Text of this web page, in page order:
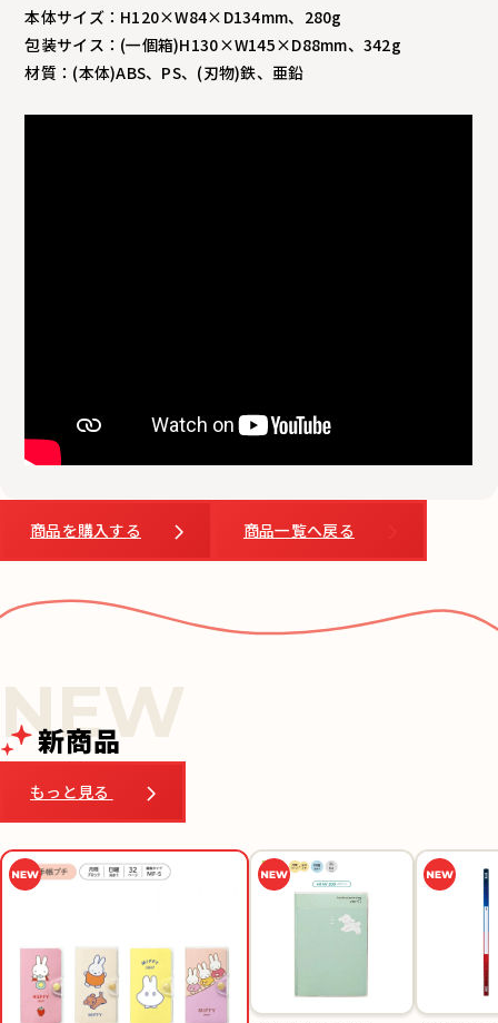
本体サイズ：H120×W84×D134mm、280g
包装サイス：(一個箱)H130×W145×D88mm、342g
材質：(本体)ABS、PS、(刃物)鉄、亜鉛
商品を購入する 商品一覧へ戻る
新商品
もっと見る